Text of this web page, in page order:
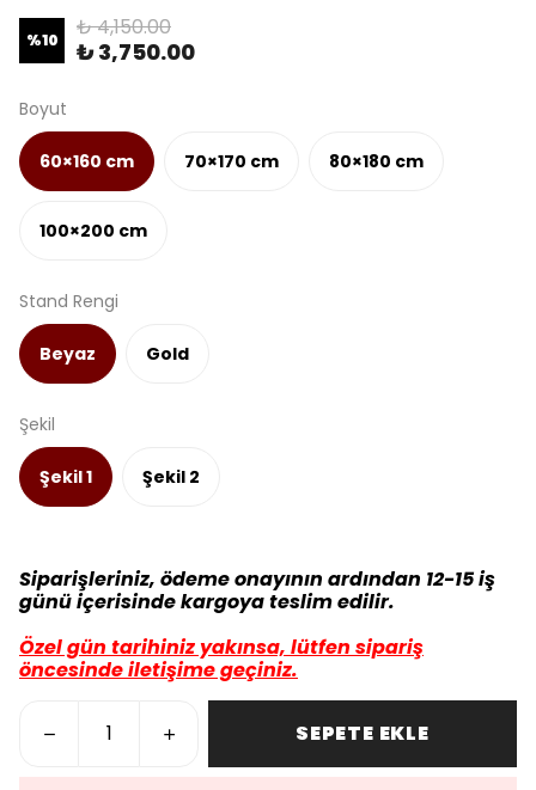
%10 ₺ 4,150.00
₺ 3,750.00
Boyut
60×160 cm 70×170 cm 80×180 cm
100×200 cm
Stand Rengi
Beyaz Gold
Şekil
Şekil 1 Şekil 2
Siparişleriniz, ödeme onayının ardından 12-15 iş
günü içerisinde kargoya teslim edilir.
Özel gün tarihiniz yakınsa, lütfen sipariş
öncesinde iletişime geçiniz.
SEPETE EKLE